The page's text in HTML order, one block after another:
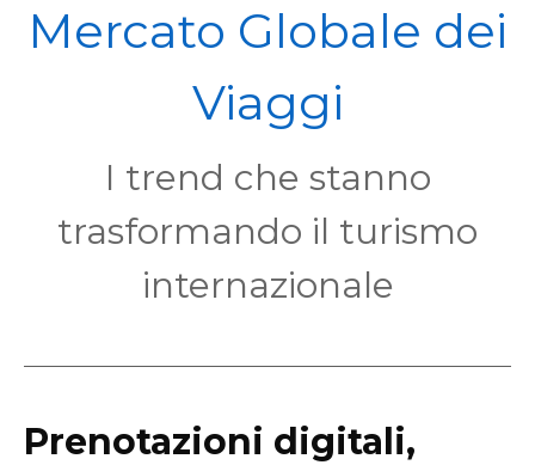
Mercato Globale dei
Viaggi
I trend che stanno
trasformando il turismo
internazionale
Prenotazioni digitali,